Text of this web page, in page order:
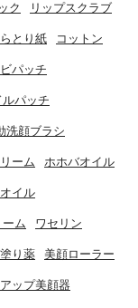
ク リップスクラブ
とり紙 コットン
パッチ
パッチ
洗顔ブラシ
ーム ホホバオイル
イル
ム ワセリン
り薬 美顔ローラー
ップ美顔器